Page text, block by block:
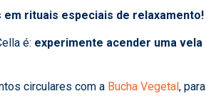
rituais especiais de relaxamento!
é: experimente acender uma vela
circulares com a Bucha Vegetal, para